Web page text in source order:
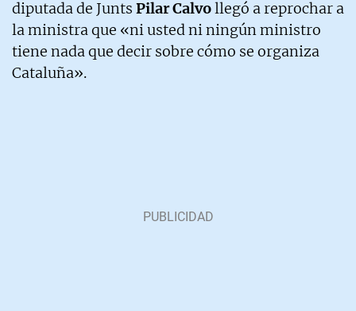
diputada de Junts Pilar Calvollegó a reprochar a
la ministra que «ni usted ni ningún ministro
tiene nada que decir sobre cómo se organiza
Cataluña».